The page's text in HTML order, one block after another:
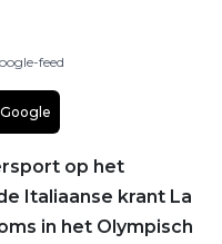
feed
op het
Italiaanse krant La
in het Olympisch